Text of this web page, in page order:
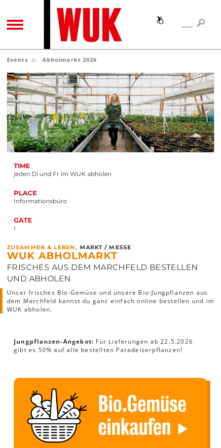
TOGGLE NAVIGATION SEARCH
Events Abholmarkt 2026
TIME
jeden Di und Fr im WUK abholen
PLACE
Informationsbüro
GATE
I
ZUSAMMEN & LEBEN , MARKT / MESSE
WUK ABHOLMARKT
FRISCHES AUS DEM MARCHFELD BESTELLEN
UND ABHOLEN
Unser frisches Bio-Gemüse und unsere Bio-Jungpflanzen aus
dem Marchfeld kannst du ganz einfach online bestellen und im
WUK abholen.
Jungpflanzen-Angebot: Für Lieferungen ab 22.5.2026
gibt es 50% auf alle bestellten Paradeiserpflanzen!